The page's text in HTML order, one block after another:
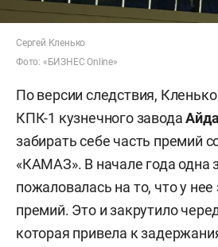
Сергей Кленько
Фото: «БИЗНЕС Online»
По версии следствия,
КПК-1 кузнечного завода
забирать себе часть премий
«КАМАЗ». В начале года одна
пожаловалась на то, что у
премий. Это и закрутило
которая привела к